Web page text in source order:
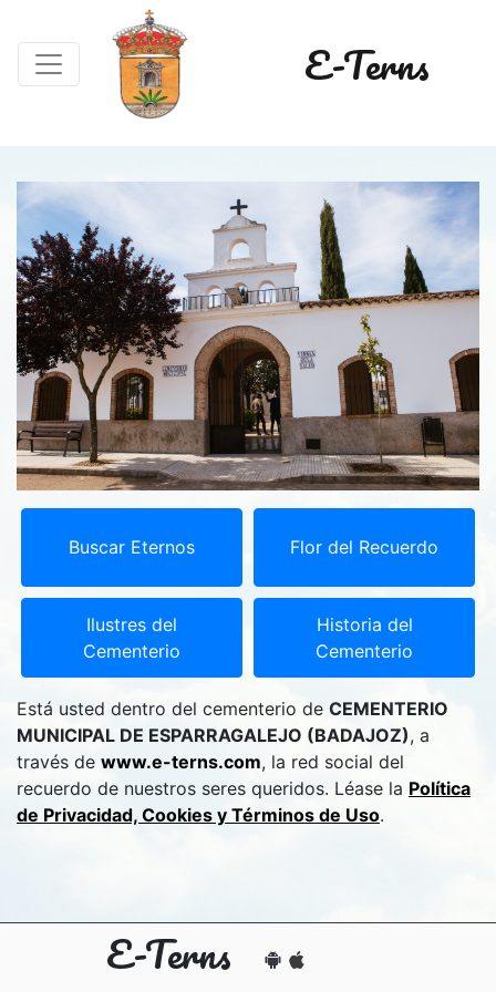
E-Terns
Buscar Eternos Flor del Recuerdo
Ilustres del
Cementerio
Historia del
Cementerio
Está usted dentro del cementerio de CEMENTERIO
MUNICIPAL DE ESPARRAGALEJO (BADAJOZ), a
través de www.e-terns.com, la red social del
recuerdo de nuestros seres queridos. Léase la Política
de Privacidad, Cookies y Términos de Uso.
E-Terns